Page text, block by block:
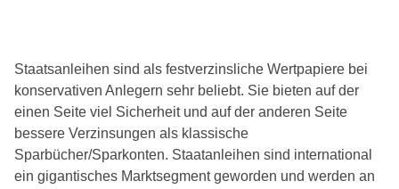
Staatsanleihen sind als festverzinsliche Wertpapiere bei
konservativen Anlegern sehr beliebt. Sie bieten auf der
einen Seite viel Sicherheit und auf der anderen Seite
bessere Verzinsungen als klassische
Sparbücher/Sparkonten. Staatanleihen sind international
ein gigantisches Marktsegment geworden und werden an